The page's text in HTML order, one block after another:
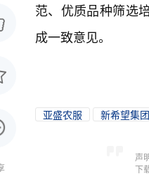
范、优质品种筛选
成一致意见。
亚盛农服 新希望集团
声
下